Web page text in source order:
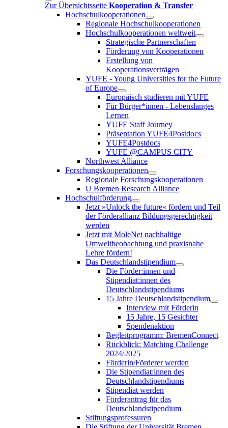
Zur Übersichtsseite Kooperation & Transfer
Hochschulkooperationen
Regionale Hochschulkooperationen
Hochschulkooperationen weltweit
Strategische Partnerschaften
Förderung von Kooperationen
Erstellung von
Kooperationsverträgen
YUFE - Young Universities for the Future
of Europe
Europäisch studieren mit YUFE
Für Bürger*innen - Lebenslanges
Lernen
YUFE Staff Journey
Präsentation YUFE4Postdocs
YUFE4Postdocs
YUFE @CAMPUS CITY
Northwest Alliance
Forschungskooperationen
Regionale Forschungskooperationen
U Bremen Research Alliance
Hochschulförderung
Jetzt »Unlock the future« fördern und Teil
der Förderallianz Bildungsgerechtigkeit
werden
Jetzt mit MoleNet nachhaltige
Umweltbeobachtung und praxisnahe
Lehre fördern!
Das Deutschlandstipendium
Die Förder:innen und
Stipendiat:innen des
Deutschlandstipendiums
15 Jahre Deutschlandstipendium
Interview mit Förderin
15 Jahre, 15 Gesichter
Spendenaktion
Begleitprogramm: BremenConnect
Rückblick: Matching Challenge
2024/2025
Förderin/Förderer werden
Die Stipendiat:innen des
Deutschlandstipendiums
Stipendiat werden
Förderantrag für das
Deutschlandstipendium
Stiftungsprofessuren